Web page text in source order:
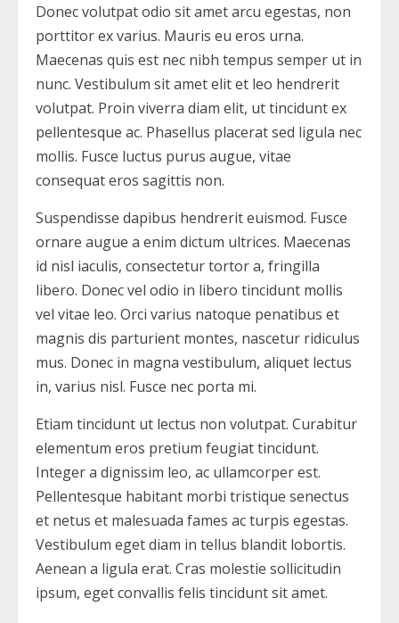
Donec volutpat odio sit amet arcu egestas, non
porttitor ex varius. Mauris eu eros urna.
Maecenas quis est nec nibh tempus semper ut in
nunc. Vestibulum sit amet elit et leo hendrerit
volutpat. Proin viverra diam elit, ut tincidunt ex
pellentesque ac. Phasellus placerat sed ligula nec
mollis. Fusce luctus purus augue, vitae
consequat eros sagittis non.
Suspendisse dapibus hendrerit euismod. Fusce
ornare augue a enim dictum ultrices. Maecenas
id nisl iaculis, consectetur tortor a, fringilla
libero. Donec vel odio in libero tincidunt mollis
vel vitae leo. Orci varius natoque penatibus et
magnis dis parturient montes, nascetur ridiculus
mus. Donec in magna vestibulum, aliquet lectus
in, varius nisl. Fusce nec porta mi.
Etiam tincidunt ut lectus non volutpat. Curabitur
elementum eros pretium feugiat tincidunt.
Integer a dignissim leo, ac ullamcorper est.
Pellentesque habitant morbi tristique senectus
et netus et malesuada fames ac turpis egestas.
Vestibulum eget diam in tellus blandit lobortis.
Aenean a ligula erat. Cras molestie sollicitudin
ipsum, eget convallis felis tincidunt sit amet.